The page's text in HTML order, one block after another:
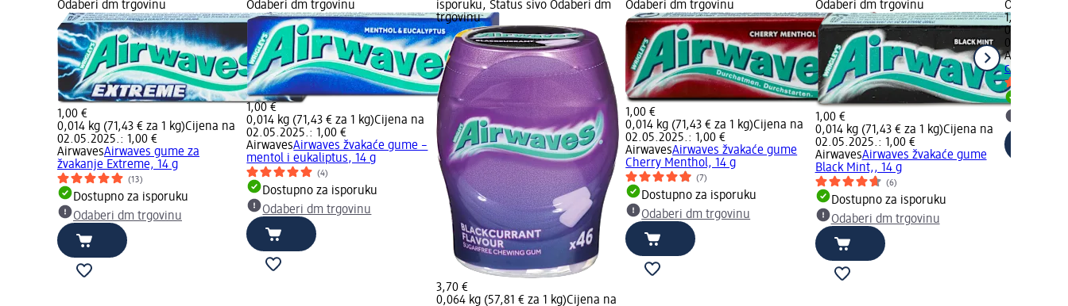
Odaberi dm trgovinu
1,00 €
0,014 kg (71,43 € za 1 kg)Cijena na
02.05.2025.: 1,00 €
AirwavesAirwaves gume za
žvakanje Extreme, 14 g
(13)
Dostupno za isporuku
Odaberi dm trgovinu
Odaberi dm trgovinu
1,00 €
0,014 kg (71,43 € za 1 kg)Cijena na
02.05.2025.: 1,00 €
AirwavesAirwaves žvakaće gume –
mentol i eukaliptus, 14 g
(4)
Dostupno za isporuku
Odaberi dm trgovinu
isporuku, Status sivo Odaberi dm
trgovinu
3,70 €
0,064 kg (57,81 € za 1 kg)Cijena na
Odaberi dm trgovinu
1,00 €
0,014 kg (71,43 € za 1 kg)Cijena na
02.05.2025.: 1,00 €
AirwavesAirwaves žvakaće gume
Cherry Menthol, 14 g
(7)
Dostupno za isporuku
Odaberi dm trgovinu
Odaberi dm trgovinu
1,00 €
0,014 kg (71,43 € za 1 kg)Cijena na
02.05.2025.: 1,00 €
AirwavesAirwaves žvakaće gume
Black Mint,, 14 g
(6)
Dostupno za isporuku
Odaberi dm trgovinu
Odaberi
1,00 €
0,014 kg
Airwaves
crni ribizl,